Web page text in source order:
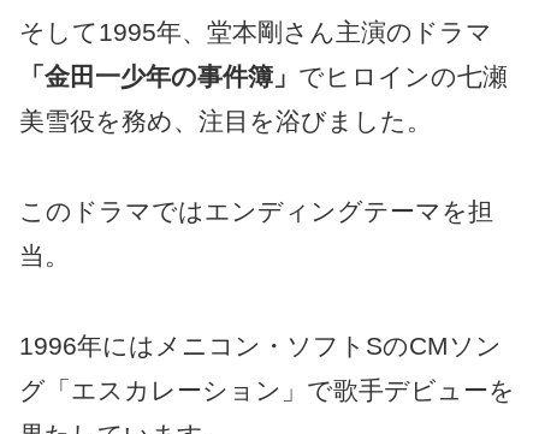
そして1995年、堂本剛さん主演のドラマ
「金田一少年の事件簿」 でヒロインの七瀬
美雪役を務め、注目を浴びました。
このドラマではエンディングテーマを担
当。
1996年にはメニコン・ソフトSのCMソン
グ「エスカレーション」で歌手デビューを